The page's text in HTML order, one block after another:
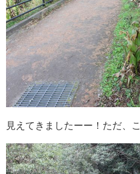
見えてきましたーー！ただ、